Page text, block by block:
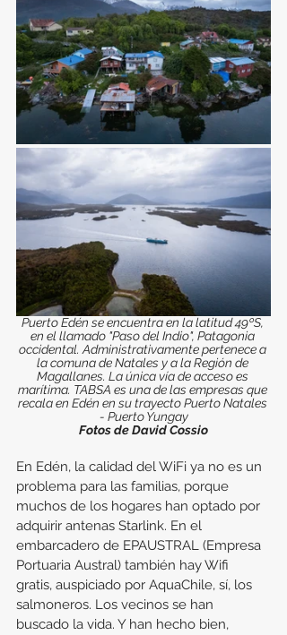
Puerto Edén se encuentra en la latitud 49ºS,
en el llamado "Paso del Indio", Patagonia
occidental. Administrativamente pertenece a
la comuna de Natales y a la Región de
Magallanes. La única vía de acceso es
marítima. TABSA es una de las empresas que
recala en Edén en su trayecto Puerto Natales
- Puerto Yungay
Fotos de David Cossio
En Edén, la calidad del WiFi ya no es un
problema para las familias, porque
muchos de los hogares han optado por
adquirir antenas Starlink. En el
embarcadero de EPAUSTRAL (Empresa
Portuaria Austral) también hay Wifi
gratis, auspiciado por AquaChile, sí, los
salmoneros. Los vecinos se han
buscado la vida. Y han hecho bien,